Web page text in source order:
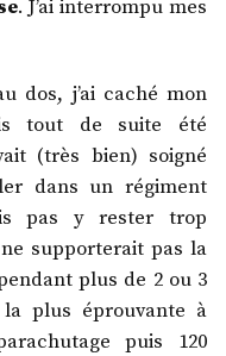
. J’ai interrompu mes
dos, j’ai caché mon
tout de suite été
(très bien) soigné
dans un régiment
pas y rester trop
supporterait pas la
plus de 2 ou 3
plus éprouvante à
puis 120